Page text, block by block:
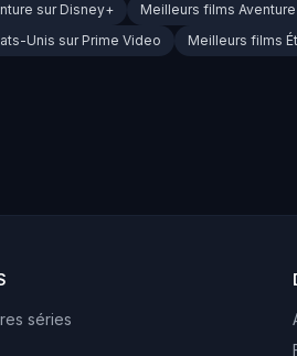
sur Disney+ Meilleurs films
Unis sur Prime Video Meilleurs films
séries